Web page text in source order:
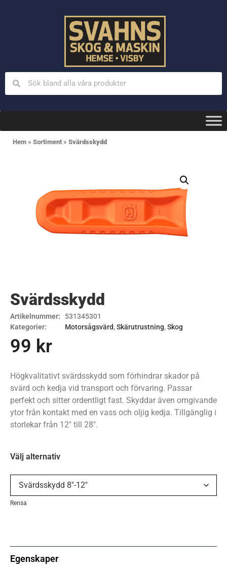
Hem » Sortiment » Svärdsskydd
Svärdsskydd
Artikelnummer:
531345301
Kategorier:
Motorsågsvärd,Skärutrustning,Skog
99 kr
Högkvalitativt svärdsskydd som förhindrar skador på
svärd och kedja vid transport och förvaring. Passar
perfekt och sitter ordentligt fast. Skyddar även omgivande
ytor från kontakt med en vass och oljig kedja. Tillgänglig i
storlekar från 12" till 28".
Välj alternativ
Rensa
Egenskaper